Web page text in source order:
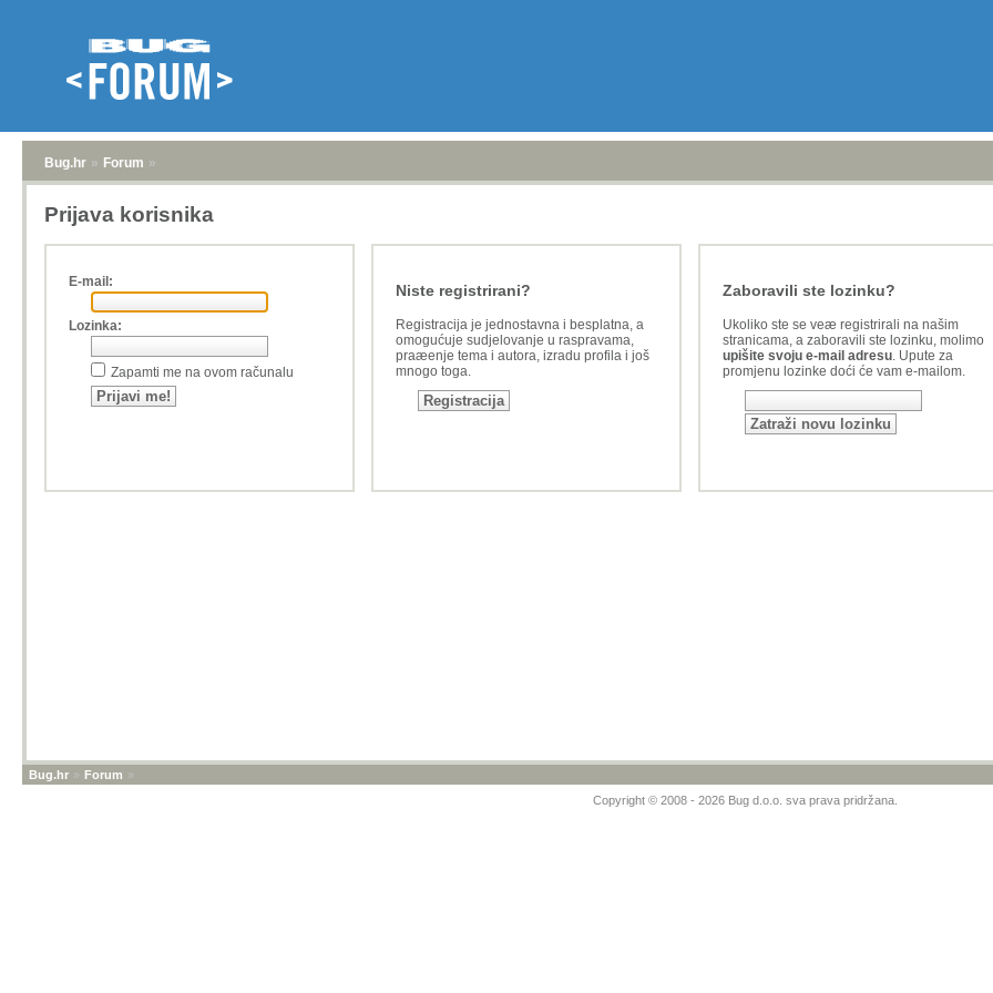
Bug.hr » Forum »
Prijava korisnika
E-mail:
Lozinka:
Zapamti me na ovom računalu
Niste registrirani?
Registracija je jednostavna i besplatna, a
omogućuje sudjelovanje u raspravama,
praæenje tema i autora, izradu profila i još
mnogo toga.
Zaboravili ste lozinku?
Ukoliko ste se veæ registrirali na našim
stranicama, a zaboravili ste lozinku, molimo
upišite svoju e-mail adresu. Upute za
promjenu lozinke doći će vam e-mailom.
Bug.hr » Forum »
Copyright © 2008 - 2026 Bug d.o.o. sva prava pridržana.